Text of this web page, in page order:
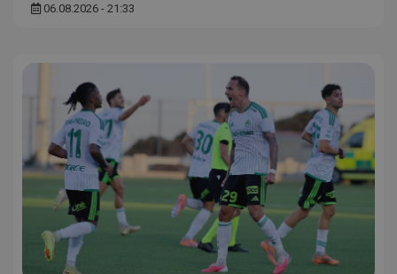
06.08.2026 - 21:33